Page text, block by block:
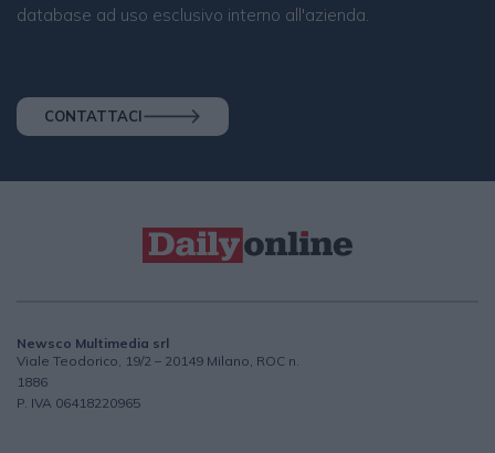
database ad uso esclusivo interno all'azienda.
CONTATTACI
Newsco Multimedia srl
Viale Teodorico, 19/2 – 20149 Milano, ROC n.
1886
P. IVA 06418220965